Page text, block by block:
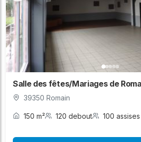
Salle des fêtes/Mariages de
39350 Romain
150 m² 120 debout 100 assises